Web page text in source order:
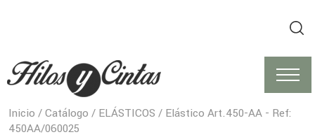
Inicio /Catálogo / ELÁSTICOS / Elástico Art.450-AA - Ref:
450AA/060025